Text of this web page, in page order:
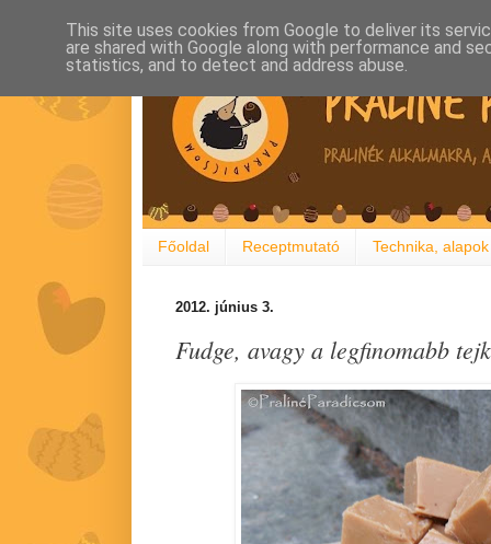
Főoldal Receptmutató Technika, alapok
2012. június 3.
Fudge, avagy a legfinomabb
This site uses cookies from Google to deliver its
are shared with Google along with performance and
statistics, and to detect and address abuse.